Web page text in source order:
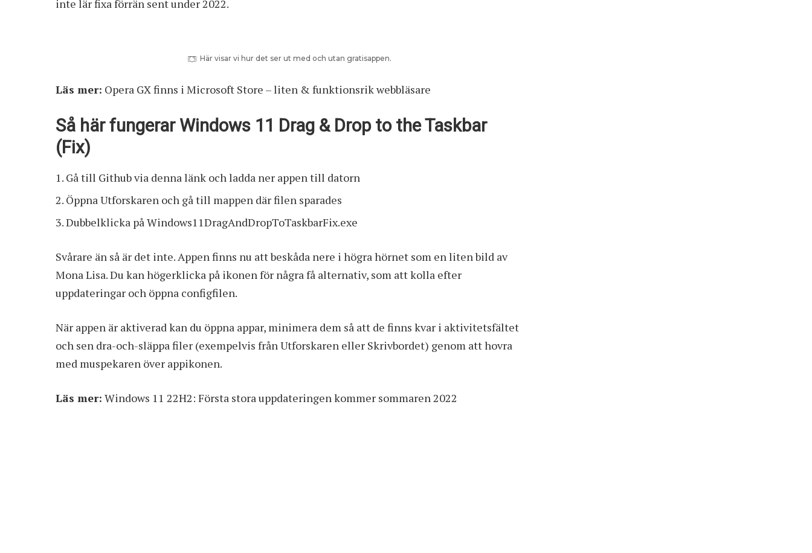
inte lär fixa förrän sent under 2022.
Här visar vi hur det ser ut med och utan gratisappen.
Läs mer: Opera GX finns i Microsoft Store – liten & funktionsrik webbläsare
Så här fungerar Windows 11 Drag & Drop to the Taskbar
(Fix)
Gå till Github via denna länk och ladda ner appen till datorn
Öppna Utforskaren och gå till mappen där filen sparades
Dubbelklicka på Windows11DragAndDropToTaskbarFix.exe
Svårare än så är det inte. Appen finns nu att beskåda nere i högra hörnet som en liten bild av
Mona Lisa. Du kan högerklicka på ikonen för några få alternativ, som att kolla efter
uppdateringar och öppna configfilen.
När appen är aktiverad kan du öppna appar, minimera dem så att de finns kvar i aktivitetsfältet
och sen dra-och-släppa filer (exempelvis från Utforskaren eller Skrivbordet) genom att hovra
med muspekaren över appikonen.
Läs mer: Windows 11 22H2: Första stora uppdateringen kommer sommaren 2022